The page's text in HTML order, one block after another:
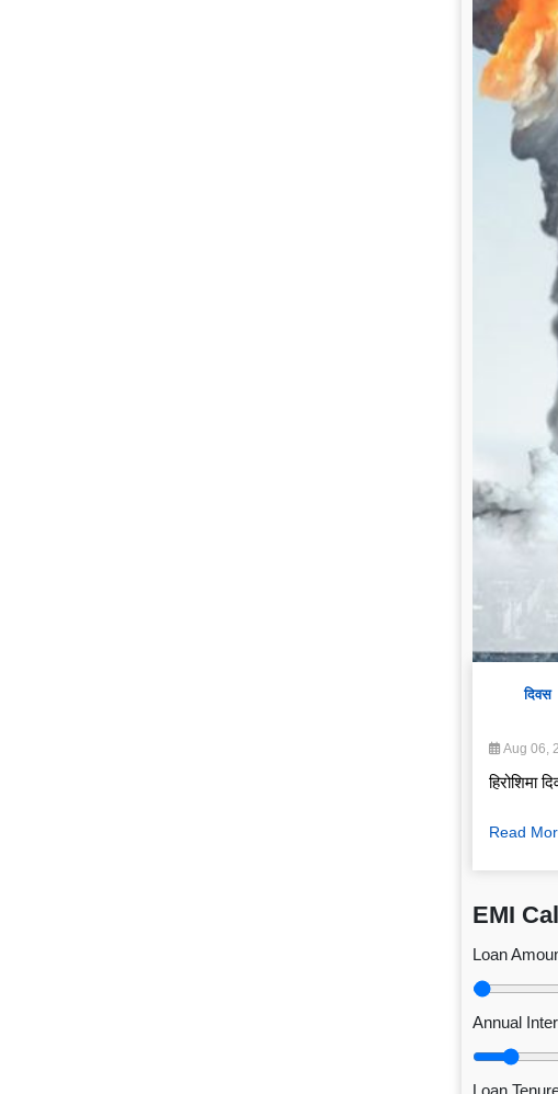
दिवस
Aug 06,
हिरोशिमा
Read
EMI
Loan
Annual
Loan